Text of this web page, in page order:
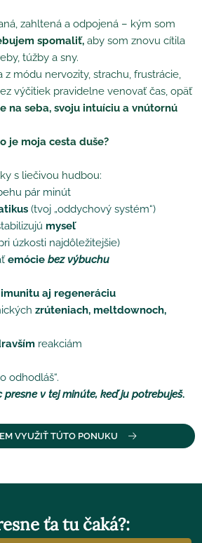
zahltená a odpojená – kým som
spomaliť, aby som znovu cítila
túžby a sny.
z módu nervozity, strachu, frustrácie,
výčitiek pravidelne venovať čas, opäť
na seba, svoju intuíciu a vnútornú
je moja cesta duše?
s liečivou hudbou:
pár minút
(tvoj „oddychový systém“)
myseľ
úzkosti najdôležitejšie)
emócie bez výbuchu
aj regeneráciu
zrúteniach, meltdownoch,
reakciám
odhodláš“.
v tej minúte, keď ju potrebuješ.
VYUŽIŤ TÚTO PONUKU
ťa tu čaká?: